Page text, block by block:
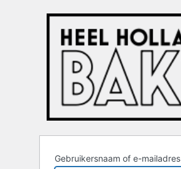
Gebruikersnaam of e-mailadres